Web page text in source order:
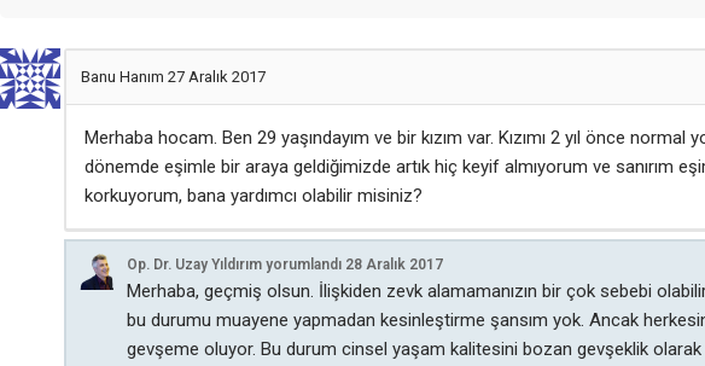
Banu Hanım 27 Aralık 2017
Merhaba hocam. Ben 29 yaşındayım ve bir kızım var. Kızımı 2 yıl önce
dönemde eşimle bir araya geldiğimizde artık hiç keyif almıyorum ve sanırım
korkuyorum, bana yardımcı olabilir misiniz?
Op. Dr. Uzay Yıldırım yorumlandı 28 Aralık 2017
Merhaba, geçmiş olsun. İlişkiden zevk alamamanızın bir çok sebebi
bu durumu muayene yapmadan kesinleştirme şansım yok. Ancak
gevşeme oluyor. Bu durum cinsel yaşam kalitesini bozan gevşeklik olarak